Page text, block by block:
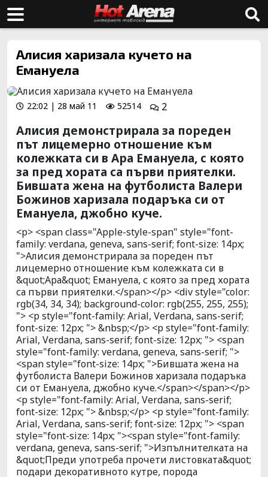
Алисия харизала кучето на
Емануела
22:02 | 28 май 11 52514 2
Алисия демонстрирала за пореден
път лицемерно отношение към
колежката си в Ара Емануела, с която
за пред хората са първи приятелки.
Бившата жена на футболиста Валери
Божинов харизала подаръка си от
Емануела, джобно куче.
<p> <span class="Apple-style-span" style="font-
family: verdana, geneva, sans-serif; font-size: 14px;
">Алисия демонстрирала за пореден път
лицемерно отношение към колежката си в
&quot;Ара&quot; Емануела, с която за пред хората
са първи приятелки.</span></p> <div style="color:
rgb(34, 34, 34); background-color: rgb(255, 255, 255);
"> <p style="font-family: Arial, Verdana, sans-serif;
font-size: 12px; "> &nbsp;</p> <p style="font-family:
Arial, Verdana, sans-serif; font-size: 12px; "> <span
style="font-family: verdana, geneva, sans-serif; ">
<span style="font-size: 14px; ">Бившата жена на
футболиста Валери Божинов харизала подаръка
си от Емануела, джобно куче.</span></span></p>
<p style="font-family: Arial, Verdana, sans-serif;
font-size: 12px; "> &nbsp;</p> <p style="font-family:
Arial, Verdana, sans-serif; font-size: 12px; "> <span
style="font-size: 14px; "><span style="font-family:
verdana, geneva, sans-serif; ">Изпълнителката на
&quot;Преди употреба прочети листовката&quot;
подари декоративното кутре, порода